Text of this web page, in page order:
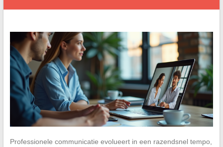
Professionele communicatie evolueert in een razendsnel tempo,